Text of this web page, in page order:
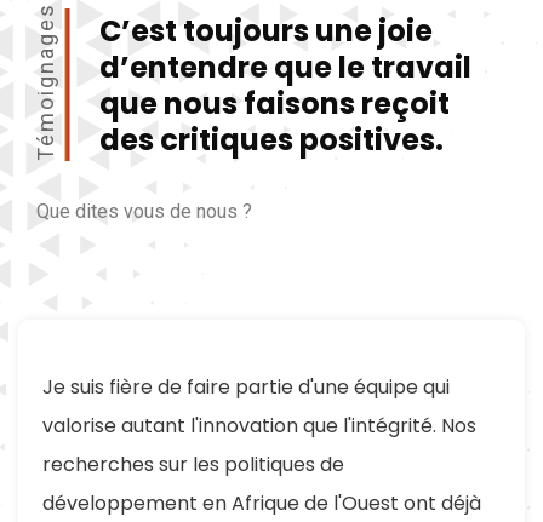
Témoignages
C’est toujours une joie
d’entendre que le travail
que nous faisons reçoit
des critiques positives.
Que dites vous de nous ?
Je suis fière de faire partie d'une équipe qui
valorise autant l'innovation que l'intégrité. Nos
recherches sur les politiques de
développement en Afrique de l'Ouest ont déjà